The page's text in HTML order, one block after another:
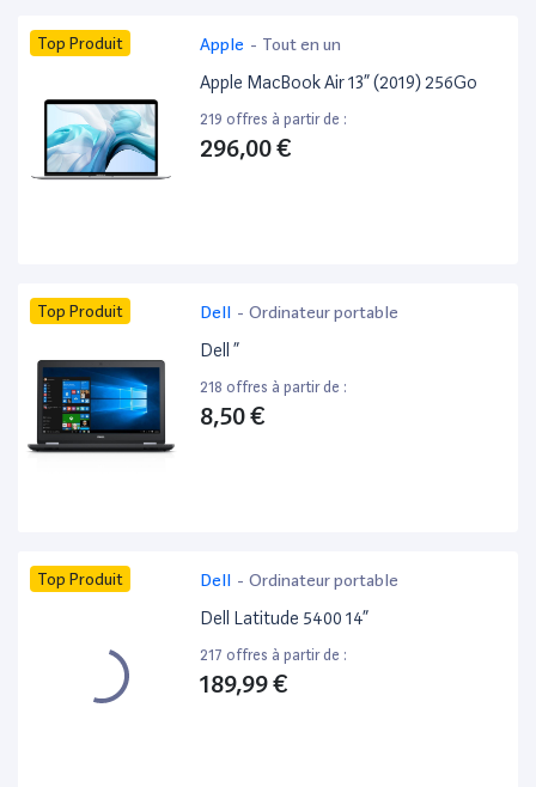
Top Produit Apple - Tout en un
Apple MacBook Air 13” (2019) 256Go
219 offres à partir de :
296,00 €
Top Produit Dell - Ordinateur portable
Dell ”
218 offres à partir de :
8,50 €
Top Produit Dell - Ordinateur portable
Dell Latitude 5400 14”
217 offres à partir de :
189,99 €